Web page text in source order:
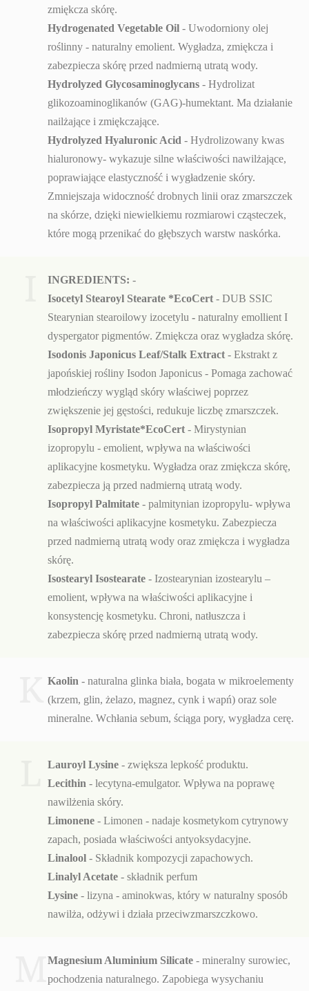
zmiękcza skórę.
Hydrogenated Vegetable Oil - Uwodorniony olej
roślinny - naturalny emolient. Wygładza, zmiękcza i
zabezpiecza skórę przed nadmierną utratą wody.
Hydrolyzed Glycosaminoglycans - Hydrolizat
glikozoaminoglikanów (GAG)-humektant. Ma działanie
nailżające i zmiękczające.
Hydrolyzed Hyaluronic Acid - Hydrolizowany kwas
hialuronowy- wykazuje silne właściwości nawilżające,
poprawiające elastyczność i wygładzenie skóry.
Zmniejszaja widoczność drobnych linii oraz zmarszczek
na skórze, dzięki niewielkiemu rozmiarowi cząsteczek,
które mogą przenikać do głębszych warstw naskórka.
INGREDIENTS: -
Isocetyl Stearoyl Stearate *EcoCert - DUB SSIC
Stearynian stearoilowy izocetylu - naturalny emollient I
dyspergator pigmentów. Zmiękcza oraz wygładza skórę.
Isodonis Japonicus Leaf/Stalk Extract - Ekstrakt z
japońskiej rośliny Isodon Japonicus - Pomaga zachować
młodzieńczy wygląd skóry właściwej poprzez
zwiększenie jej gęstości, redukuje liczbę zmarszczek.
Isopropyl Myristate*EcoCert - Mirystynian
izopropylu - emolient, wpływa na właściwości
aplikacyjne kosmetyku. Wygładza oraz zmiękcza skórę,
zabezpiecza ją przed nadmierną utratą wody.
Isopropyl Palmitate - palmitynian izopropylu- wpływa
na właściwości aplikacyjne kosmetyku. Zabezpiecza
przed nadmierną utratą wody oraz zmiękcza i wygładza
skórę.
Isostearyl Isostearate - Izostearynian izostearylu –
emolient, wpływa na właściwości aplikacyjne i
konsystencję kosmetyku. Chroni, natłuszcza i
zabezpiecza skórę przed nadmierną utratą wody.
Kaolin - naturalna glinka biała, bogata w mikroelementy
(krzem, glin, żelazo, magnez, cynk i wapń) oraz sole
mineralne. Wchłania sebum, ściąga pory, wygładza cerę.
Lauroyl Lysine - zwiększa lepkość produktu.
Lecithin - lecytyna-emulgator. Wpływa na poprawę
nawilżenia skóry.
Limonene - Limonen - nadaje kosmetykom cytrynowy
zapach, posiada właściwości antyoksydacyjne.
Linalool - Składnik kompozycji zapachowych.
Linalyl Acetate - składnik perfum
Lysine - lizyna - aminokwas, który w naturalny sposób
nawilża, odżywi i działa przeciwzmarszczkowo.
Magnesium Aluminium Silicate - mineralny surowiec,
pochodzenia naturalnego. Zapobiega wysychaniu